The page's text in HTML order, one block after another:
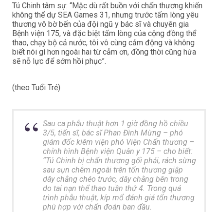
Tú Chinh tâm sự: “Mặc dù rất buồn với chấn thương khiến
không thể dự SEA Games 31, nhưng trước tấm lòng yêu
thương vô bờ bến của đội ngũ y bác sĩ và chuyên gia
Bệnh viện 175, và đặc biệt tấm lòng của cộng đồng thể
thao, chạy bộ cả nước, tôi vô cùng cảm động và không
biết nói gì hơn ngoài hai từ cảm ơn, đồng thời cũng hứa
sẽ nỗ lực để sớm hồi phục”.
(theo Tuổi Trẻ)
Sau ca phẫu thuật hơn 1 giờ đồng hồ chiều
3/5, tiến sĩ, bác sĩ Phan Đình Mừng – phó
giám đốc kiêm viện phó Viện Chấn thương –
chỉnh hình Bệnh viện Quân y 175 – cho biết:
“Tú Chinh bị chấn thương gối phải, rách sừng
sau sụn chêm ngoài trên tổn thương giập
dây chằng chéo trước, dây chằng bên trong
do tai nạn thể thao tuần thứ 4. Trong quá
trình phẫu thuật, kíp mổ đánh giá tổn thương
phù hợp với chẩn đoán ban đầu.